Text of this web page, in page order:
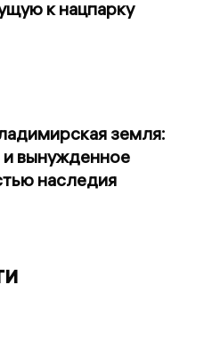
к нацпарку
земля:
вынужденное
наследия